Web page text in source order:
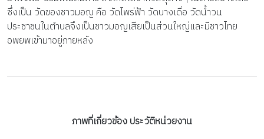
ซึ่งเป็น วัดของชาวมอญ คือ วัดไพร่ฟ้า วัดบางเดื่อ วัดน้ำวน
ประชาชนในตำบลจึงเป็นชาวมอญเสียเป็นส่วนใหญ่และมีชาวไทย
อพยพเข้ามาอยู่ภายหลัง
ภาพที่เกี่ยวข้อง ประวัติหน่วยงาน